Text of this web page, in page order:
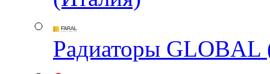
Радиаторы GLOBAL